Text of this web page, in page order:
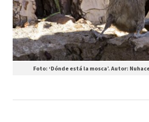
Foto: ‘Dónde está la mosca’. Autor: